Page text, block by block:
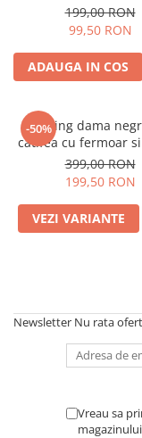
199,00 RON
99,50 RON
ADAUGA IN COS
-50%
Trening dama
catifea cu fermoar
pe jacheta
399,00 RON
199,50 RON
VEZI VARIANTE
Newsletter Nu rata
Vreau sa